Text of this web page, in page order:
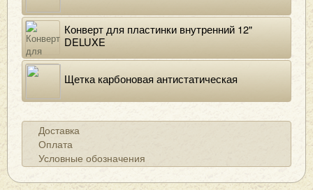
Конверт для пластинки внутренний 12"
DELUXE
Щетка карбоновая антистатическая
Доставка
Оплата
Условные обозначения